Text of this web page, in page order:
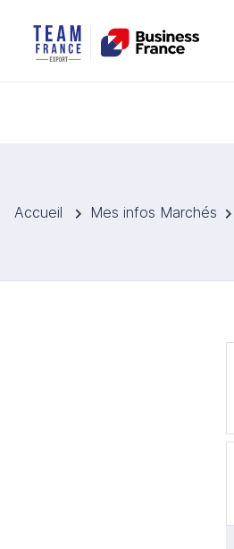
Accueil Mes infos Marchés